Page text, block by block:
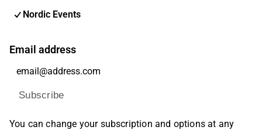
Nordic Events
Email address
Subscribe
You can change your subscription and options at any